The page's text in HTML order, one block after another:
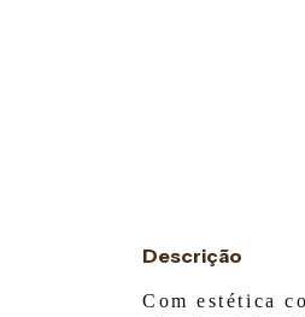
Descrição
Com estética